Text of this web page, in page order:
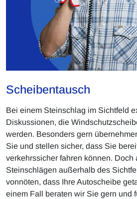
Scheibentausch
Bei einem Steinschlag im Sichtfeld
Diskussionen, die
werden. Besonders gern
Sie und stellen sicher, dass Sie
verkehrssicher fahren können. Doch
Steinschlägen außerhalb des
vonnöten, dass Ihre Autoscheibe
einem Fall beraten wir Sie gern und